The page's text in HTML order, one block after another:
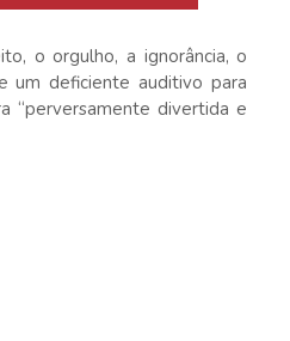
o orgulho, a ignorância, o
um deficiente auditivo para
“perversamente divertida e